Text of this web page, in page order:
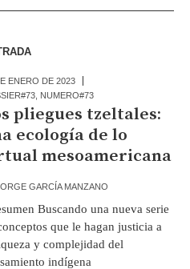
ENERO DE 2023
NUMERO#73
pliegues tzeltales:
ecología de lo
mesoamericana
GARCÍA MANZANO
Buscando una nueva serie
que le hagan justicia a
y complejidad del
indígena